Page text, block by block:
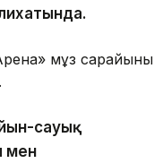
мұз сарайының
сауық
мен